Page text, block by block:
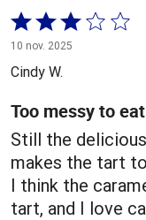
Coté
3 sur
5
10 nov. 2025
Cindy W.
Too messy to
Still the
makes the tart
I think the
tart, and I love